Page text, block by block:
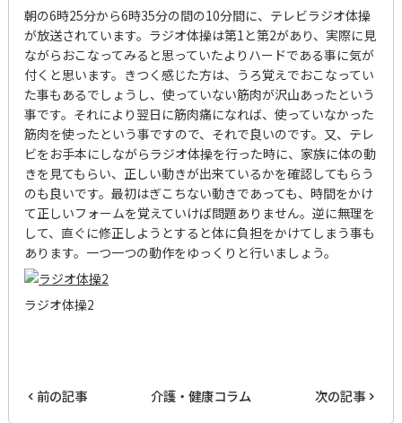
朝の6時25分から6時35分の間の10分間に、テレビラジオ体操
が放送されています。ラジオ体操は第1と第2があり、実際に見
ながらおこなってみると思っていたよりハードである事に気が
付くと思います。きつく感じた方は、うろ覚えでおこなってい
た事もあるでしょうし、使っていない筋肉が沢山あったという
事です。それにより翌日に筋肉痛になれば、使っていなかった
筋肉を使ったという事ですので、それで良いのです。又、テレ
ビをお手本にしながらラジオ体操を行った時に、家族に体の動
きを見てもらい、正しい動きが出来ているかを確認してもらう
のも良いです。最初はぎこちない動きであっても、時間をかけ
て正しいフォームを覚えていけば問題ありません。逆に無理を
して、直ぐに修正しようとすると体に負担をかけてしまう事も
あります。一つ一つの動作をゆっくりと行いましょう。
ラジオ体操2
前の記事 介護・健康コラム 次の記事